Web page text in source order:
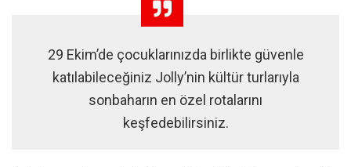
29 Ekim’de çocuklarınızda birlikte güvenle
katılabileceğiniz Jolly’nin kültür turlarıyla
sonbaharın en özel rotalarını
keşfedebilirsiniz.